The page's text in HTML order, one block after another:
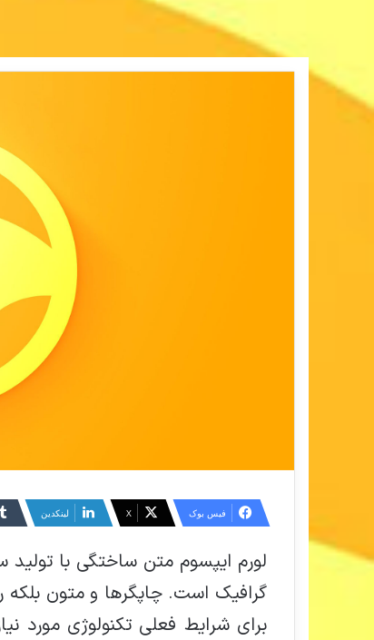
فیس بوک X لینکدین
لورم ایپسوم متن ساختگی با
گرافیک است. چاپگرها و متون بلکه
برای شرایط فعلی تکنولوژی مورد